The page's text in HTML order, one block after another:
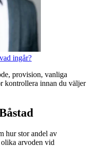
ingår?
provision, vanliga
kontrollera innan du väljer
hur stor andel av
arvoden vid